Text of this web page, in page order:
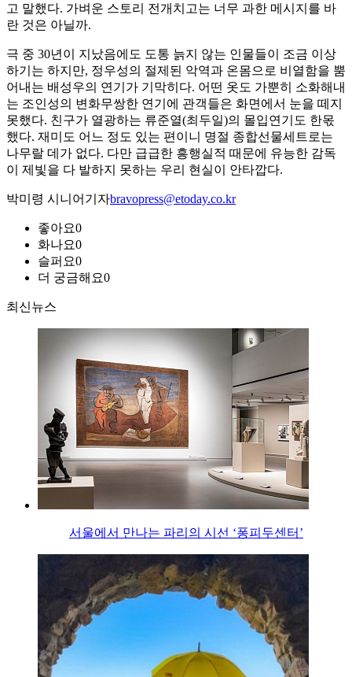
고 말했다. 가벼운 스토리 전개치고는 너무 과한 메시지를 바
란 것은 아닐까.
극 중 30년이 지났음에도 도통 늙지 않는 인물들이 조금 이상
하기는 하지만, 정우성의 절제된 악역과 온몸으로 비열함을 뿜
어내는 배성우의 연기가 기막히다. 어떤 옷도 가뿐히 소화해내
는 조인성의 변화무쌍한 연기에 관객들은 화면에서 눈을 떼지
못했다. 친구가 열광하는 류준열(최두일)의 몰입연기도 한몫
했다. 재미도 어느 정도 있는 편이니 명절 종합선물세트로는
나무랄 데가 없다. 다만 급급한 흥행실적 때문에 유능한 감독
이 제빛을 다 발하지 못하는 우리 현실이 안타깝다.
박미령 시니어기자bravopress@etoday.co.kr
좋아요0
화나요0
슬퍼요0
더 궁금해요0
최신뉴스
서울에서 만나는 파리의 시선 ‘퐁피두센터’